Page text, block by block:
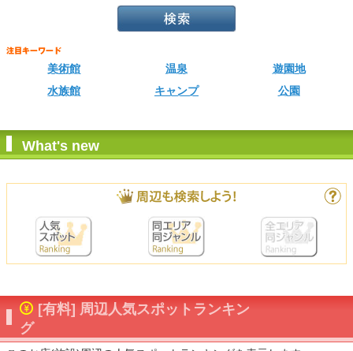
美術館 温泉
遊園地
水族館
キャンプ 公園
What's new
[有料] 周辺人気スポットランキン
グ